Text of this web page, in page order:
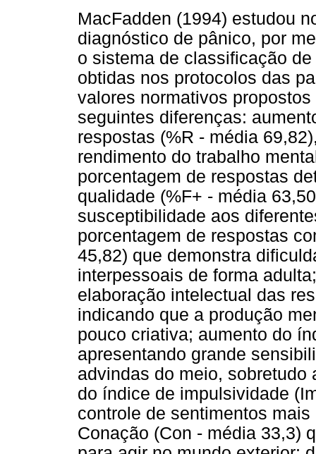
MacFadden (1994) estudou
diagnóstico de pânico, por
o sistema de classificação
obtidas nos protocolos das
valores normativos
seguintes diferenças:
respostas (%R - média
rendimento do trabalho
porcentagem de respostas
qualidade (%F+ - média
susceptibilidade aos
porcentagem de respostas
45,82) que demonstra
interpessoais de forma
elaboração intelectual das
indicando que a produção
pouco criativa; aumento do
apresentando grande
advindas do meio,
do índice de impulsividade
controle de sentimentos
Conação (Con - média 33,3)